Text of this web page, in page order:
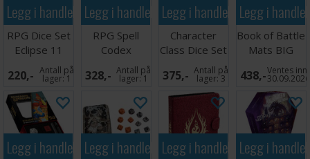
Legg i handlekurven
RPG Dice Set
Eclipse 11
Hot Pink
220,- Antall på
lager:1
Legg i handlekurven
RPG Spell
Codex
Portfolio
Midnight Blue
328,- Antall på
lager:1
Legg i handlekurven
Character
Class Dice Set
- Ranger
375,- Antall på
lager:3
Legg i
Book of Battle
Mats BIG
Wrecks/Ruins
438,-Ventes inn
30.09.2026
Legg i handlekurvenLegg i handlekurvenLegg i handlekurven
Legg i